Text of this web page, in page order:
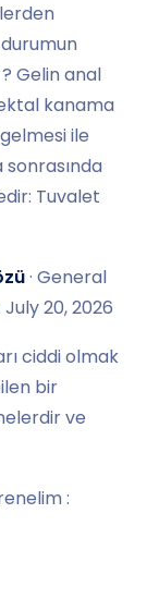
Gelin anal
kanama
ile
Tuvalet
· General
20, 2026
ciddi olmak
bir
ve
: